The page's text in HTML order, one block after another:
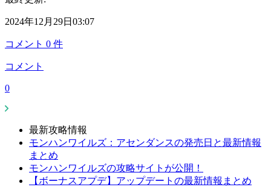
2024年12月29日03:07
コメント 0 件
コメント
0
最新攻略情報
モンハンワイルズ：アセンダンスの発売日と最新情報
まとめ
モンハンワイルズの攻略サイトが公開！
【ボーナスアプデ】アップデートの最新情報まとめ